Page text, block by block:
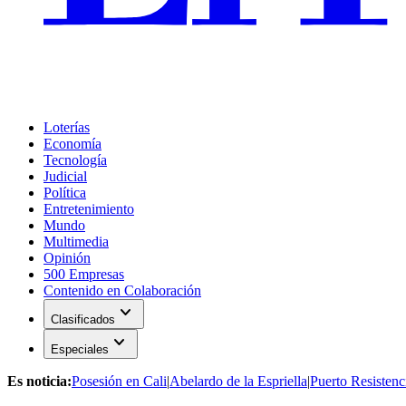
Loterías
Economía
Tecnología
Judicial
Política
Entretenimiento
Mundo
Multimedia
Opinión
500 Empresas
Contenido en Colaboración
Clasificados expand_more
Especiales expand_more
Es noticia:Posesión en Cali|Abelardo de la Espriella|Puerto